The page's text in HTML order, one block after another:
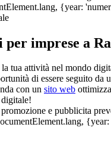
imprese a
tua attività nel mondo
di essere seguito da
con un sito web